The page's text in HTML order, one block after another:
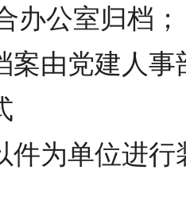
办公室归档；
由党建人事
为单位进行